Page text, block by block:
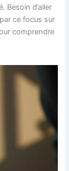
Besoin d’aller
ce focus sur
comprendre